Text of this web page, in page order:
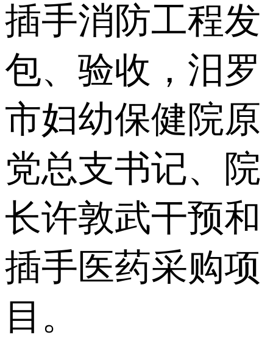
插手消防工程发
包、验收，汨罗
市妇幼保健院原
党总支书记、院
长许敦武干预和
插手医药采购项
目。